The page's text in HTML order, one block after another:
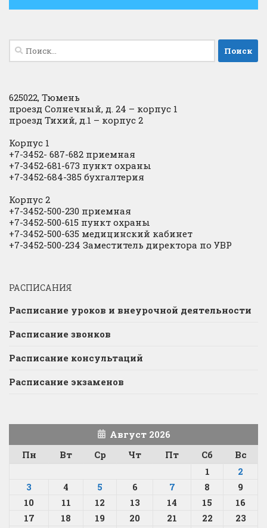
Найти:
625022, Тюмень
проезд Солнечный, д. 24 – корпус 1
проезд Тихий, д.1 – корпус 2
Корпус 1
+7-3452- 687-682 приемная
+7-3452-681-673 пункт охраны
+7-3452-684-385 бухгалтерия
Корпус 2
+7-3452-500-230 приемная
+7-3452-500-615 пункт охраны
+7-3452-500-635 медицинский кабинет
+7-3452-500-234 Заместитель директора по УВР
РАСПИСАНИЯ
Расписание уроков и внеурочной деятельности
Расписание звонков
Расписание консультаций
Расписание экзаменов
Август 2026
Пн
Вт Ср Чт Пт Сб
Вс
1
2
3
4 5 6 7 8
9
10
11 12 13 14 15
16
17
18 19 20 21 22
23